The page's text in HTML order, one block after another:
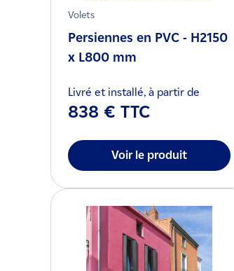
Volets
Persiennes en PVC - H2150
x L800 mm
Livré et installé, à partir de
838 € TTC
Voir le produit